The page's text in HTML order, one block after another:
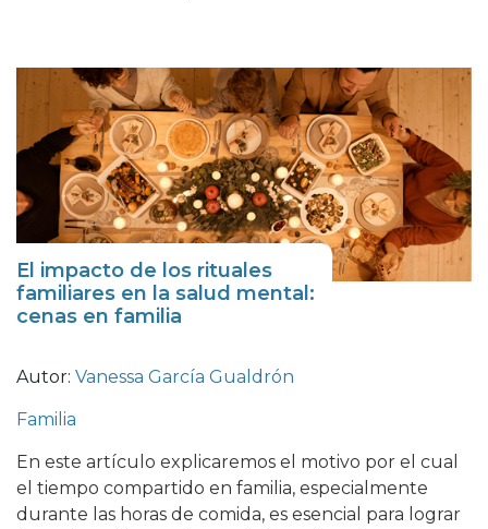
El impacto de los rituales
familiares en la salud mental:
cenas en familia
Autor: Vanessa García Gualdrón
Familia
En este artículo explicaremos el motivo por el cual
el tiempo compartido en familia, especialmente
durante las horas de comida, es esencial para lograr